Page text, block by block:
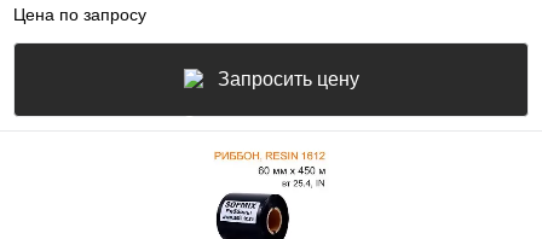
Цена по запросу
Запросить цену